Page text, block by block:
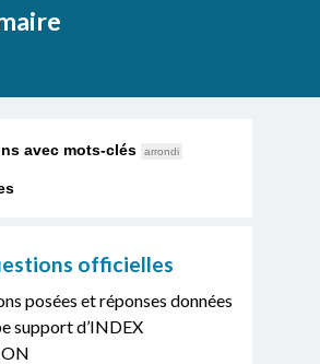
avec mots-clés arrondi
officielles
posées et réponses données
support d’INDEX